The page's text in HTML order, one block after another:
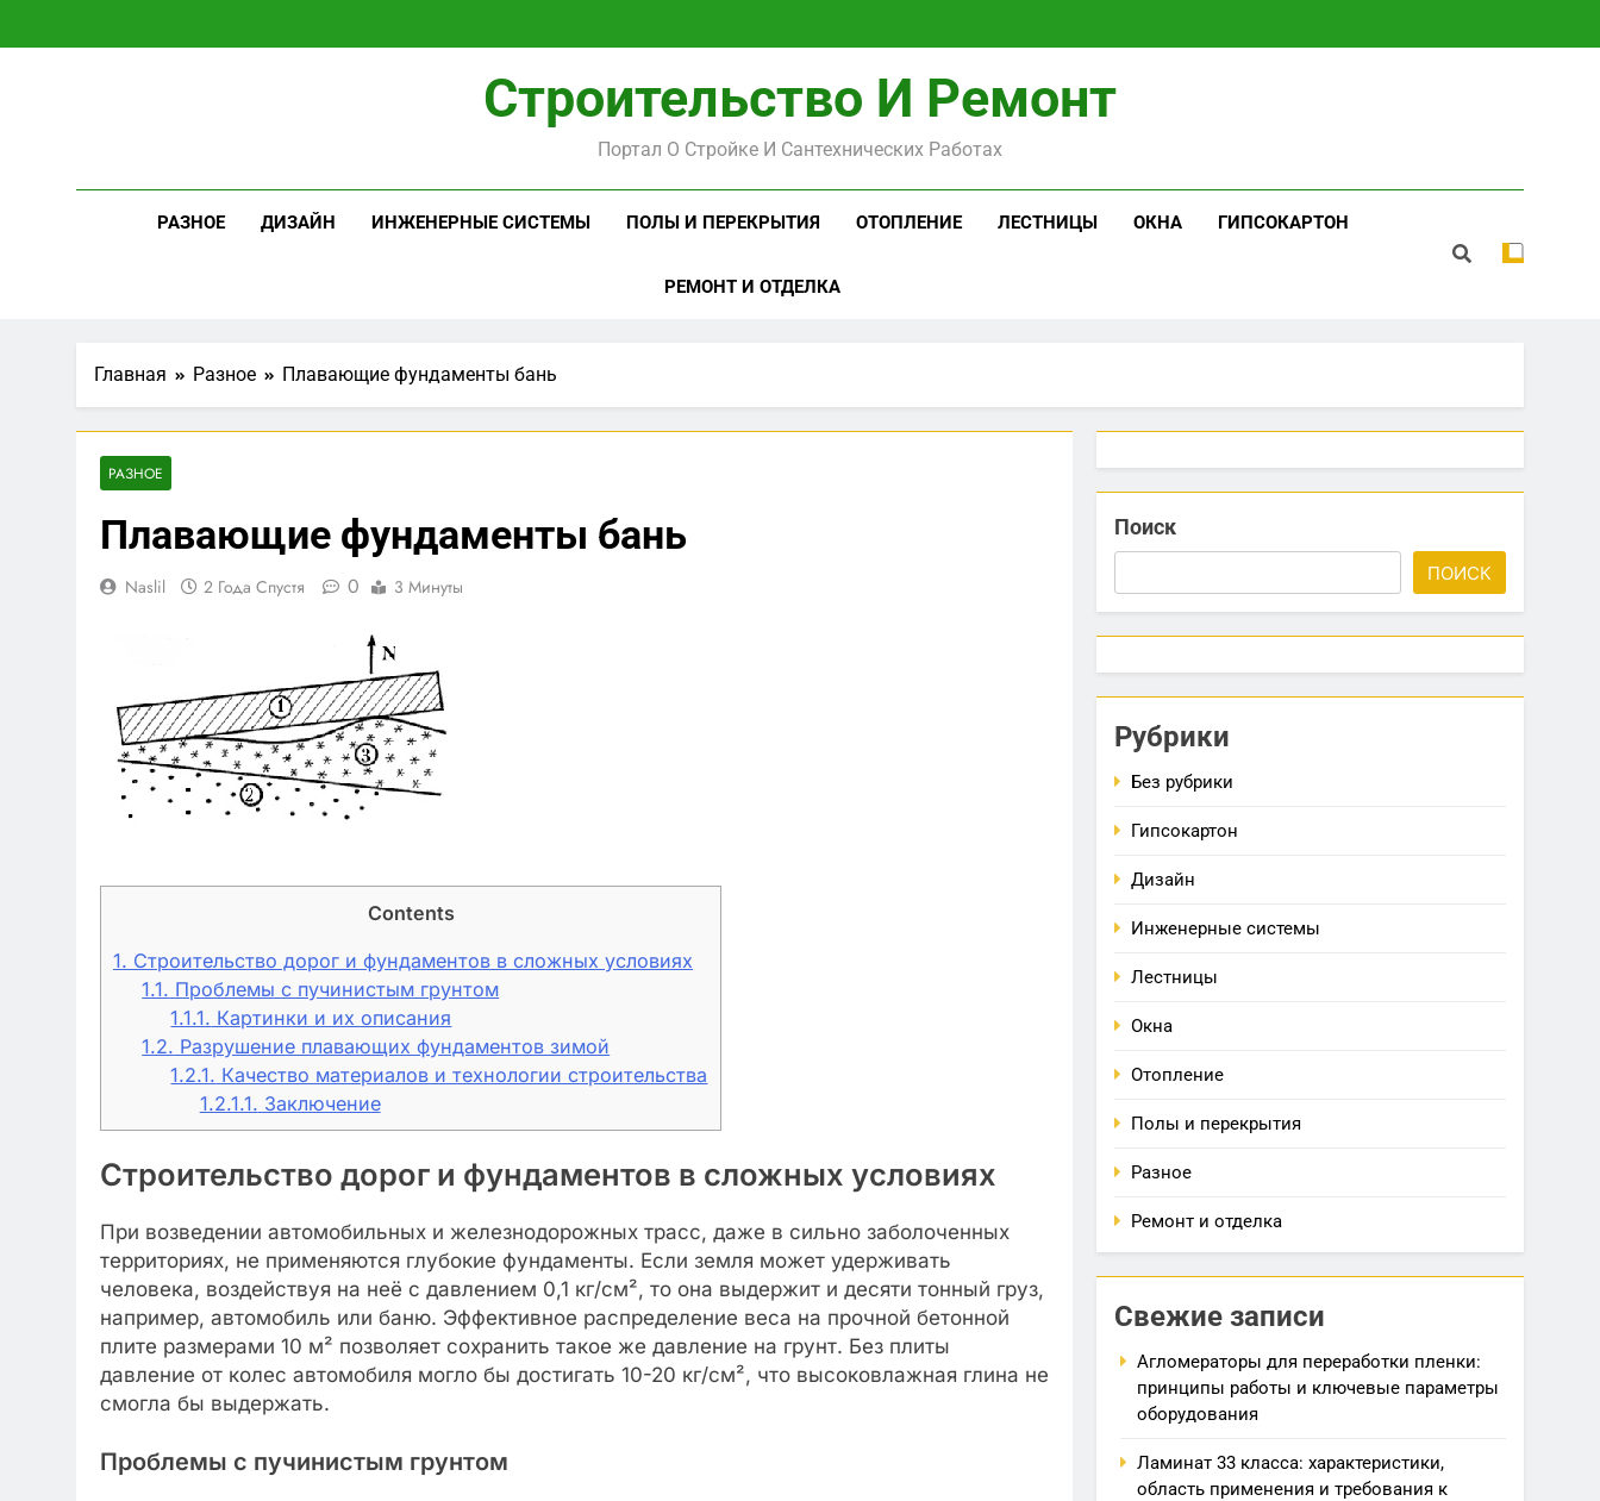
Строительство И Ремонт
Портал О Стройке И Сантехнических Работах
РАЗНОЕ ДИЗАЙН ИНЖЕНЕРНЫЕ СИСТЕМЫ ПОЛЫ И ПЕРЕКРЫТИЯ ОТОПЛЕНИЕ ЛЕСТНИЦЫ ОКНА ГИПСОКАРТОН
РЕМОНТ И ОТДЕЛКА
Главная Разное Плавающие фундаменты бань
РАЗНОЕ
Плавающие фундаменты бань
Naslil 2 Года Спустя 0 3 Минуты
Contents
1. Строительство дорог и фундаментов в сложных условиях
1.1. Проблемы с пучинистым грунтом
1.1.1. Картинки и их описания
1.2. Разрушение плавающих фундаментов зимой
1.2.1. Качество материалов и технологии строительства
1.2.1.1. Заключение
Строительство дорог и фундаментов в сложных условиях
При возведении автомобильных и железнодорожных трасс, даже в сильно заболоченных
территориях, не применяются глубокие фундаменты. Если земля может удерживать
человека, воздействуя на неё с давлением 0,1 кг/см², то она выдержит и десяти тонный груз,
например, автомобиль или баню. Эффективное распределение веса на прочной бетонной
плите размерами 10 м² позволяет сохранить такое же давление на грунт. Без плиты
давление от колес автомобиля могло бы достигать 10-20 кг/см², что высоковлажная глина не
смогла бы выдержать.
Проблемы с пучинистым грунтом
Поиск
ПОИСК
Рубрики
Без рубрики
Гипсокартон
Дизайн
Инженерные системы
Лестницы
Окна
Отопление
Полы и перекрытия
Разное
Ремонт и отделка
Свежие записи
Агломераторы для переработки пленки:
принципы работы и ключевые параметры
оборудования
Ламинат 33 класса: характеристики,
область применения и требования к